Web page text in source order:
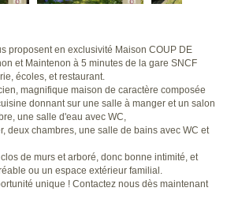
proposent en exclusivité Maison COUP DE
et Maintenon à 5 minutes de la gare SNCF
écoles, et restaurant.
magnifique maison de caractère composée
donnant sur une salle à manger et un salon
une salle d'eau avec WC,
deux chambres, une salle de bains avec WC et
de murs et arboré, donc bonne intimité, et
ou un espace extérieur familial.
unique ! Contactez nous dès maintenant